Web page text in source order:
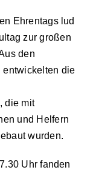
Ehrentags lud
zur großen
den
entwickelten die
die mit
und Helfern
wurden.
Uhr fanden